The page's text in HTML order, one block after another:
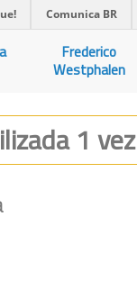
Comunica BR
Frederico
Westphalen
1